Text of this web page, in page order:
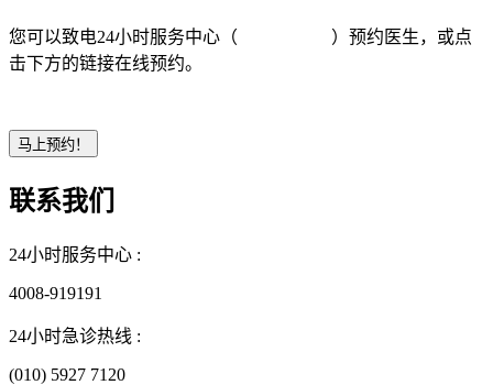
您可以致电24小时服务中心（
）预约医生，或点
击下方的链接在线预约。
联系我们
24小时服务中心 :
4008-919191
24小时急诊热线 :
(010) 5927 7120